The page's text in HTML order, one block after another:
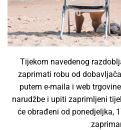
Tijekom navedenog
zaprimati robu od
putem e-maila i web
narudžbe i upiti zaprimljeni
će obrađeni od ponedjeljka,
Dodaj u